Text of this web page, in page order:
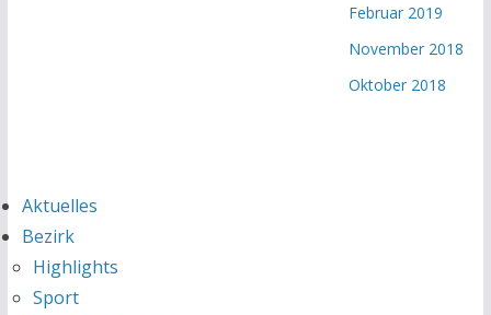
Februar 2019
November 2018
Oktober 2018
Aktuelles
Bezirk
Highlights
Sport